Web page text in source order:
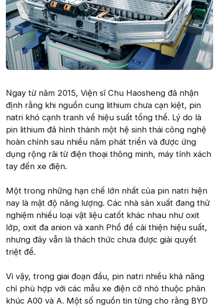
Ngay từ năm 2015, Viện sĩ Chu Haosheng đã nhận
định rằng khi nguồn cung lithium chưa cạn kiệt, pin
natri khó cạnh tranh về hiệu suất tổng thể. Lý do là
pin lithium đã hình thành một hệ sinh thái công nghệ
hoàn chỉnh sau nhiều năm phát triển và được ứng
dụng rộng rãi từ điện thoại thông minh, máy tính xách
tay đến xe điện.
Một trong những hạn chế lớn nhất của pin natri hiện
nay là mật độ năng lượng. Các nhà sản xuất đang thử
nghiệm nhiều loại vật liệu catốt khác nhau như oxit
lớp, oxit đa anion và xanh Phổ để cải thiện hiệu suất,
nhưng đây vẫn là thách thức chưa được giải quyết
triệt để.
Vì vậy, trong giai đoạn đầu, pin natri nhiều khả năng
chỉ phù hợp với các mẫu xe điện cỡ nhỏ thuộc phân
khúc A00 và A. Một số nguồn tin từng cho rằng BYD